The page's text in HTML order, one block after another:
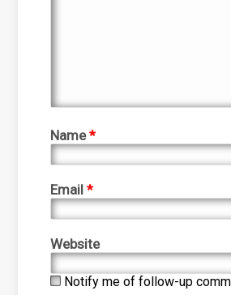
Name*
Email*
Website
Notify me of follow-up